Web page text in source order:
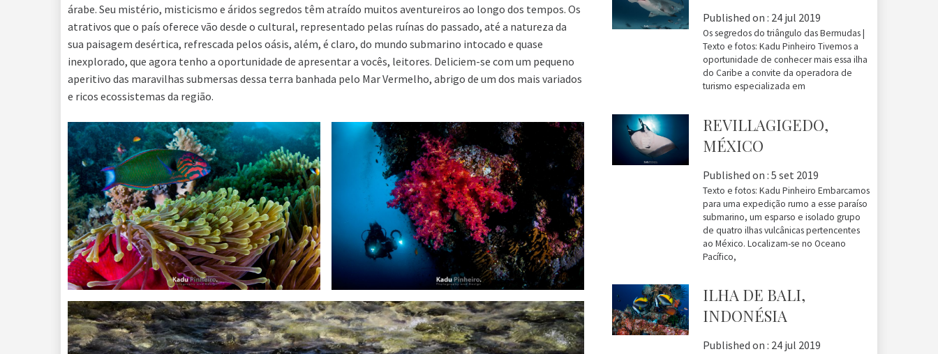
árabe. Seu mistério, misticismo e áridos segredos têm atraído muitos aventureiros ao longo dos tempos. Os
atrativos que o país oferece vão desde o cultural, representado pelas ruínas do passado, até a natureza da
sua paisagem desértica, refrescada pelos oásis, além, é claro, do mundo submarino intocado e quase
inexplorado, que agora tenho a oportunidade de apresentar a vocês, leitores. Deliciem-se com um pequeno
aperitivo das maravilhas submersas dessa terra banhada pelo Mar Vermelho, abrigo de um dos mais variados
e ricos ecossistemas da região.
Published on : 24 jul 2019
Os segredos do triângulo das Bermudas |
Texto e fotos: Kadu Pinheiro Tivemos a
oportunidade de conhecer mais essa ilha
do Caribe a convite da operadora de
turismo especializada em
REVILLAGIGEDO,
MÉXICO
Published on : 5 set 2019
Texto e fotos: Kadu Pinheiro Embarcamos
para uma expedição rumo a esse paraíso
submarino, um esparso e isolado grupo
de quatro ilhas vulcânicas pertencentes
ao México. Localizam-se no Oceano
Pacífico,
ILHA DE BALI,
INDONÉSIA
Published on : 24 jul 2019